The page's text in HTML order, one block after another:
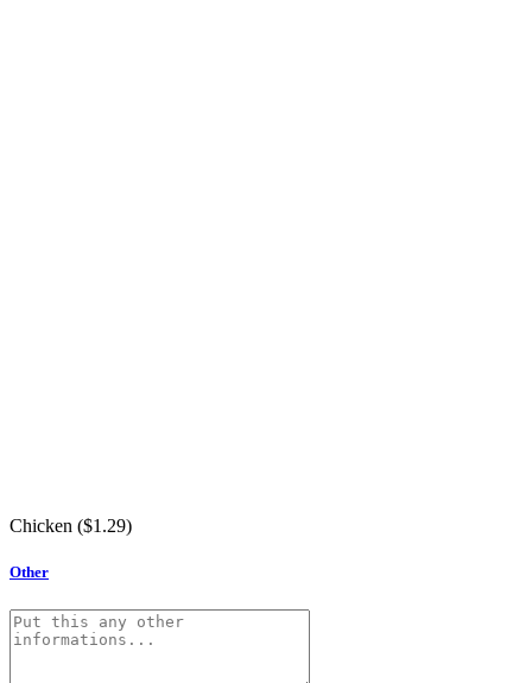
Chicken ($1.29)
Other